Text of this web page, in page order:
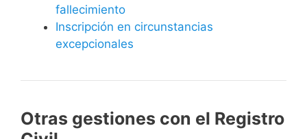
fallecimiento
Inscripción en circunstancias
excepcionales
Otras gestiones con el Registro